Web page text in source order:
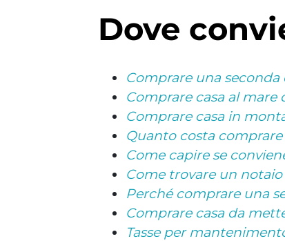
dove
Comprare una seconda
Comprare casa al mare
Comprare casa in
Quanto costa
Come capire se
Come trovare un notaio
Perché comprare una
Comprare casa da
Tasse per